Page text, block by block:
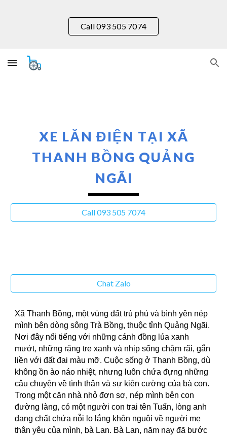
Skip to main content Skip to navigation
Call 093 505 7074
XE LĂN ĐIỆN TẠI XÃ
THANH BỒNG QUẢNG
NGÃI
Call 093 505 7074
Chat Zalo
Xã Thanh Bồng, một vùng đất trù phú và bình yên nép
mình bên dòng sông Trà Bồng, thuộc tỉnh Quảng Ngãi.
Nơi đây nổi tiếng với những cánh đồng lúa xanh
mướt, những rặng tre xanh và nhịp sống chậm rãi, gắn
liền với đất đai màu mỡ. Cuộc sống ở Thanh Bồng, dù
không ồn ào náo nhiệt, nhưng luôn chứa đựng những
câu chuyện về tình thân và sự kiên cường của bà con.
Trong một căn nhà nhỏ đơn sơ, nép mình bên con
đường làng, có một người con trai tên Tuấn, lòng anh
đang chất chứa nỗi lo lắng khôn nguôi về người mẹ
thân yêu của mình, bà Lan. Bà Lan, năm nay đã bước